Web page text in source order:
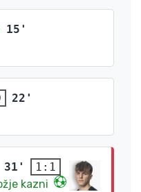
15'
22'
31'
1:1
kazni